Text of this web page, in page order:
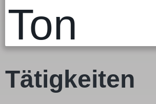
Ton
Tätigkeiten